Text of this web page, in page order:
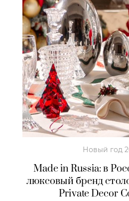
Новый год
Made in Russia: в
люксовый бренд
Private Decor